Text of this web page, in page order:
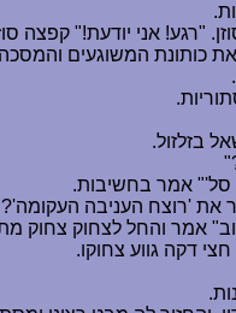
"רגע! אני יודעת!" קפצה
כותונת המשוגעים
בזלזול.
סל'" אמר בחשיבות.
את 'רוצח העניבה
אמר והחל לצחוק צחוק
דקה גווע צחוקו.